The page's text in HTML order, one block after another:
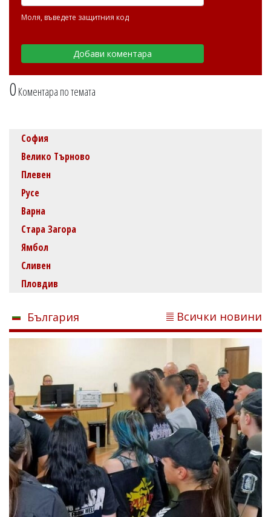
0Коментара по темата
Моля, въведете защитния код
София
Велико Търново
Плевен
Русе
Варна
Стара Загора
Ямбол
Сливен
Пловдив
България Всички новини